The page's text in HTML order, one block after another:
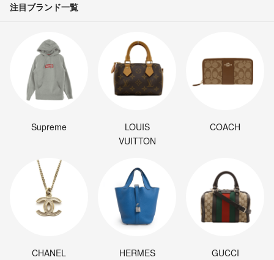
注目ブランド一覧
Supreme
LOUIS
VUITTON
COACH
CHANEL HERMES GUCCI